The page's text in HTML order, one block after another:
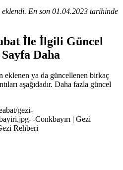
En son 01.04.2023 tarihinde
İle İlgili Güncel
Daha
eklenen ya da güncellenen birkaç
aşağıdadır. Daha fazla güncel
gezi-
|-Conkbayırı | Gezi
Rehberi